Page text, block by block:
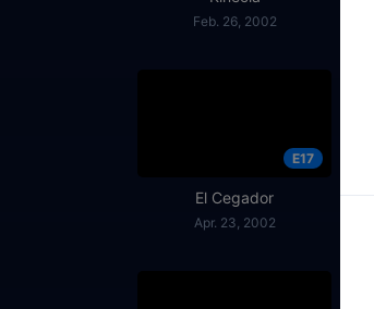
Feb. 26, 2002
E17
El Cegador
Apr. 23, 2002